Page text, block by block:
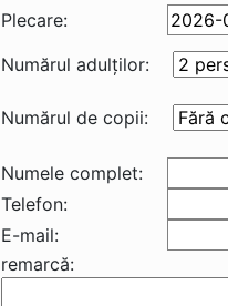
Plecare:
Numărul adulţilor:
Numărul de copii:
Numele complet:
Telefon:
E-mail:
remarcă: